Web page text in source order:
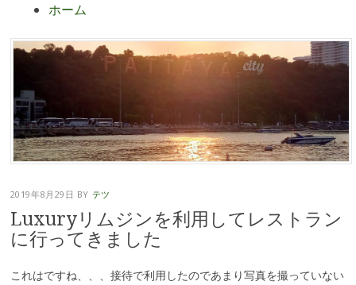
ュ
テ
へ
移
動
ホーム
2019年8月29日 BY テツ
Luxuryリムジンを利用してレストラン
に行ってきました
これはですね、、、接待で利用したのであまり写真を撮っていない